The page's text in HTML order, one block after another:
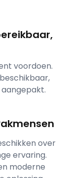
voordoen.
over
ervaring.
moderne